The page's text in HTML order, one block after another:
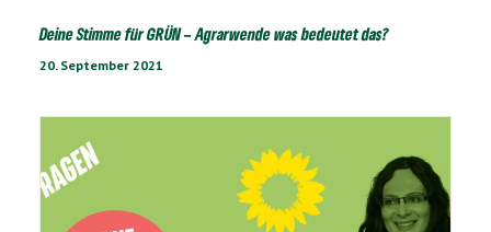
Deine Stimme für GRÜN – Agrarwende was bedeutet das?
20. September 2021